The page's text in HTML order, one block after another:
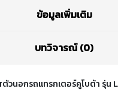
ข้อมูลเพิ่มเติม
บทวิจารณ์ (0)
วนอกรถแทรกเตอร์คูโบต้า รุ่น